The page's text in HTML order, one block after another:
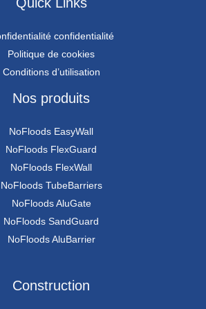
confidentialité
Politique de cookies
Conditions d’utilisation
Nos produits
NoFloods EasyWall
NoFloods FlexGuard
NoFloods FlexWall
NoFloods TubeBarriers
NoFloods AluGate
NoFloods SandGuard
NoFloods AluBarrier
Construction